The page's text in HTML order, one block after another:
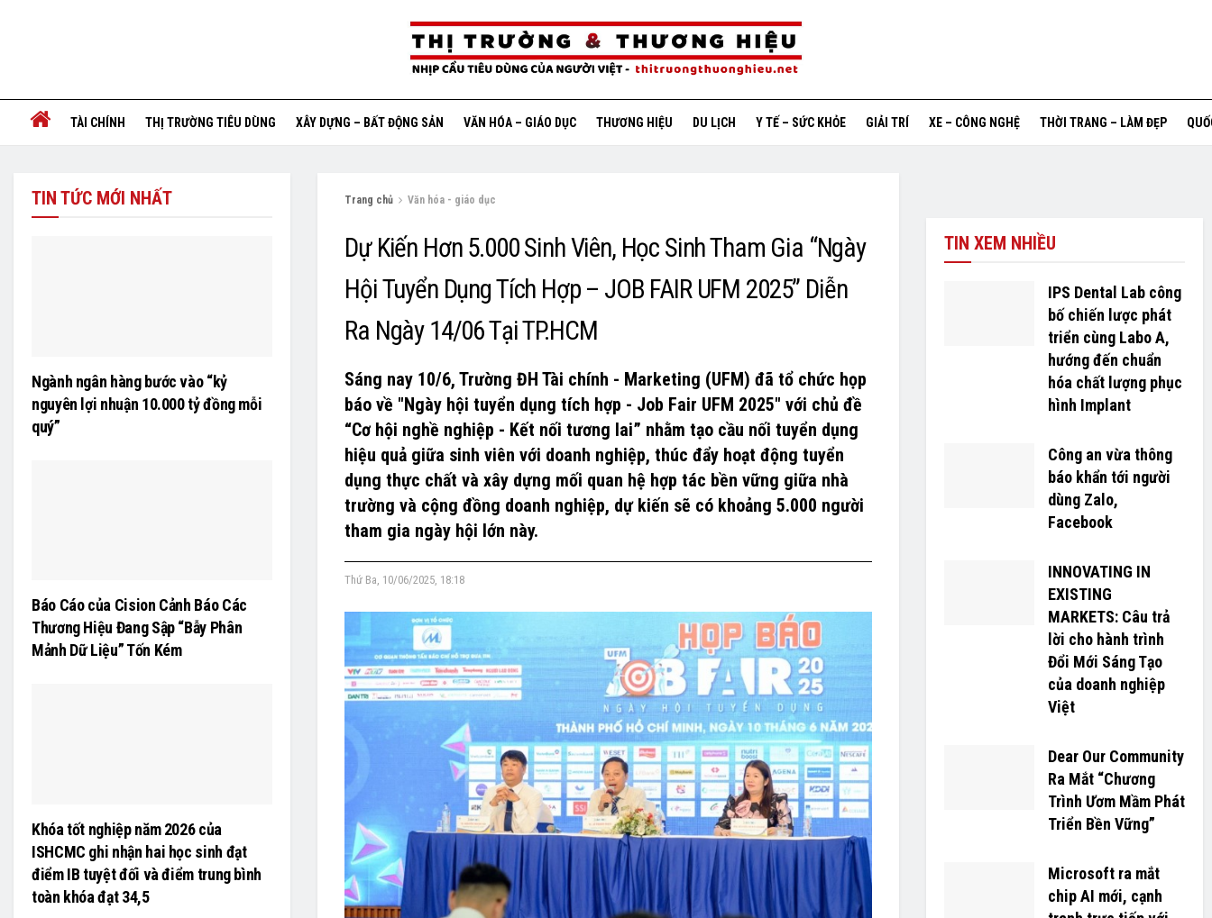
TÀI CHÍNH THỊ TRƯỜNG TIÊU DÙNG XÂY DỰNG – BẤT ĐỘNG SẢN VĂN HÓA – GIÁO DỤC THƯƠNG HIỆU DU LỊCH Y TẾ – SỨC KHỎE GIẢI TRÍ XE – CÔNG NGHỆ THỜI TRANG – LÀM ĐẸP
Trang chủ Văn hóa - giáo dục
Dự Kiến Hơn 5.000 Sinh Viên, Học Sinh Tham Gia “Ngày
Hội Tuyển Dụng Tích Hợp – JOB FAIR UFM 2025” Diễn
Ra Ngày 14/06 Tại TP.HCM
Sáng nay 10/6, Trường ĐH Tài chính - Marketing (UFM) đã tổ chức họp
báo về "Ngày hội tuyển dụng tích hợp - Job Fair UFM 2025" với chủ đề
“Cơ hội nghề nghiệp - Kết nối tương lai” nhằm tạo cầu nối tuyển dụng
hiệu quả giữa sinh viên với doanh nghiệp, thúc đẩy hoạt động tuyển
dụng thực chất và xây dựng mối quan hệ hợp tác bền vững giữa nhà
trường và cộng đồng doanh nghiệp, dự kiến sẽ có khoảng 5.000 người
tham gia ngày hội lớn này.
Thứ Ba, 10/06/2025, 18:18
TIN TỨC MỚI NHẤT
Ngành ngân hàng bước vào “kỷ
nguyên lợi nhuận 10.000 tỷ đồng mỗi
quý”
Báo Cáo của Cision Cảnh Báo Các
Thương Hiệu Đang Sập “Bẫy Phân
Mảnh Dữ Liệu” Tốn Kém
Khóa tốt nghiệp năm 2026 của
ISHCMC ghi nhận hai học sinh đạt
điểm IB tuyệt đối và điểm trung bình
toàn khóa đạt 34,5
TIN XEM NHIỀU
IPS Dental Lab công
bố chiến lược phát
triển cùng Labo A,
hướng đến chuẩn
hóa chất lượng phục
hình Implant
Công an vừa thông
báo khẩn tới người
dùng Zalo,
Facebook
INNOVATING IN
EXISTING
MARKETS: Câu trả
lời cho hành trình
Đổi Mới Sáng Tạo
của doanh nghiệp
Việt
Dear Our Community
Ra Mắt “Chương
Trình Ươm Mầm Phát
Triển Bền Vững”
Microsoft ra mắt
chip AI mới, cạnh